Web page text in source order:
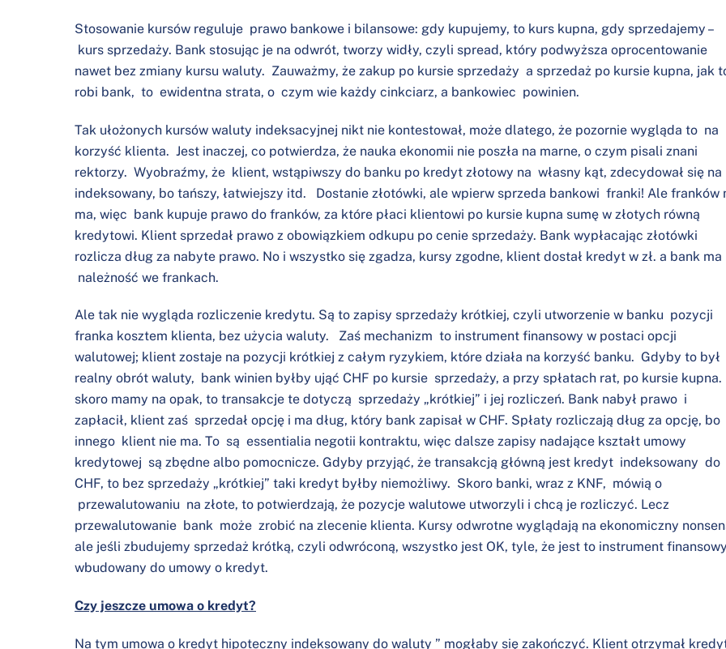
Stosowanie kursów reguluje prawo bankowe i bilansowe: gdy kupujemy, to kurs kupna, gdy sprzedajemy –
kurs sprzedaży. Bank stosując je na odwrót, tworzy widły, czyli spread, który podwyższa oprocentowanie
nawet bez zmiany kursu waluty. Zauważmy, że zakup po kursie sprzedaży a sprzedaż po kursie kupna, jak
robi bank, to ewidentna strata, o czym wie każdy cinkciarz, a bankowiec powinien.
Tak ułożonych kursów waluty indeksacyjnej nikt nie kontestował, może dlatego, że pozornie wygląda to na
korzyść klienta. Jest inaczej, co potwierdza, że nauka ekonomii nie poszła na marne, o czym pisali znani
rektorzy. Wyobraźmy, że klient, wstąpiwszy do banku po kredyt złotowy na własny kąt, zdecydował się na
indeksowany, bo tańszy, łatwiejszy itd. Dostanie złotówki, ale wpierw sprzeda bankowi franki! Ale franków
ma, więc bank kupuje prawo do franków, za które płaci klientowi po kursie kupna sumę w złotych równą
kredytowi. Klient sprzedał prawo z obowiązkiem odkupu po cenie sprzedaży. Bank wypłacając złotówki
rozlicza dług za nabyte prawo. No i wszystko się zgadza, kursy zgodne, klient dostał kredyt w zł. a bank ma
należność we frankach.
Ale tak nie wygląda rozliczenie kredytu. Są to zapisy sprzedaży krótkiej, czyli utworzenie w banku pozycji
franka kosztem klienta, bez użycia waluty. Zaś mechanizm to instrument finansowy w postaci opcji
walutowej; klient zostaje na pozycji krótkiej z całym ryzykiem, które działa na korzyść banku. Gdyby to był
realny obrót waluty, bank winien byłby ująć CHF po kursie sprzedaży, a przy spłatach rat, po kursie
skoro mamy na opak, to transakcje te dotyczą sprzedaży „krótkiej” i jej rozliczeń. Bank nabył prawo i
zapłacił, klient zaś sprzedał opcję i ma dług, który bank zapisał w CHF. Spłaty rozliczają dług za opcję, bo
innego klient nie ma. To są essentialia negotii kontraktu, więc dalsze zapisy nadające kształt umowy
kredytowej są zbędne albo pomocnicze. Gdyby przyjąć, że transakcją główną jest kredyt indeksowany do
CHF, to bez sprzedaży „krótkiej” taki kredyt byłby niemożliwy. Skoro banki, wraz z KNF, mówią o
przewalutowaniu na złote, to potwierdzają, że pozycje walutowe utworzyli i chcą je rozliczyć. Lecz
przewalutowanie bank może zrobić na zlecenie klienta. Kursy odwrotne wyglądają na ekonomiczny
ale jeśli zbudujemy sprzedaż krótką, czyli odwróconą, wszystko jest OK, tyle, że jest to instrument finansowy
wbudowany do umowy o kredyt.
Czy jeszcze umowa o kredyt?
Na tym umowa o kredyt hipoteczny indeksowany do waluty ” mogłaby się zakończyć. Klient otrzymał